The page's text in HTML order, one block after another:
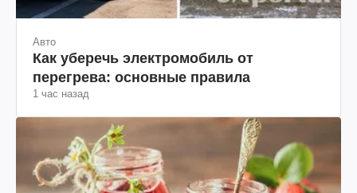
Авто
Как уберечь электромобиль от
перегрева: основные правила
1 час назад